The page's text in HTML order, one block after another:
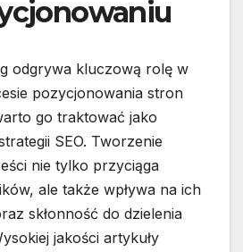
odgrywa kluczową rolę w
pozycjonowania stron
go traktować jako
SEO. Tworzenie
nie tylko przyciąga
ale także wpływa na ich
skłonność do dzielenia
jakości artykuły